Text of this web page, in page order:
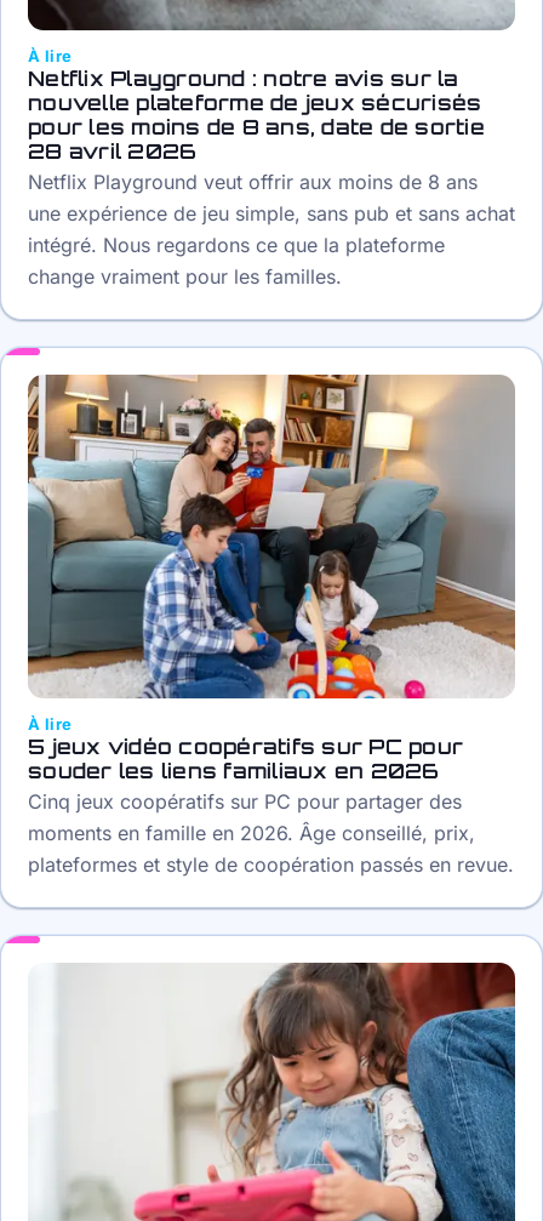
À lire
Netflix Playground : notre avis sur la
nouvelle plateforme de jeux sécurisés
pour les moins de 8 ans, date de sortie
28 avril 2026
Netflix Playground veut offrir aux moins de 8 ans
une expérience de jeu simple, sans pub et sans achat
intégré. Nous regardons ce que la plateforme
change vraiment pour les familles.
À lire
5 jeux vidéo coopératifs sur PC pour
souder les liens familiaux en 2026
Cinq jeux coopératifs sur PC pour partager des
moments en famille en 2026. Âge conseillé, prix,
plateformes et style de coopération passés en revue.